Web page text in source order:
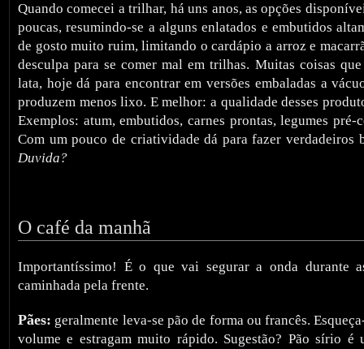
Quando comecei a trilhar, há uns anos, as opções
poucas, resumindo-se a alguns enlatados e embutidos
de gosto muito ruim, limitando o cardápio a arroz e
desculpa para se comer mal em trilhas. Muitas coisas
lata, hoje dá para encontrar em versões embaladas a
produzem menos lixo. E melhor: a qualidade desses
Exemplos: atum, embutidos, carnes prontas, legumes pré-
Com um pouco de criatividade dá para fazer verdadeiros
Duvida?
O café da manhã
Importantíssimo! É o que vai segurar a onda durante
caminhada pela frente.
Pães: geralmente leva-se pão de forma ou francês.
volume e estragam muito rápido. Sugestão? Pão sírio é